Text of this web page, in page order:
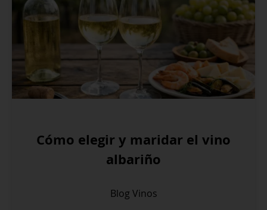
Cómo elegir y maridar el vino
albariño
Blog Vinos